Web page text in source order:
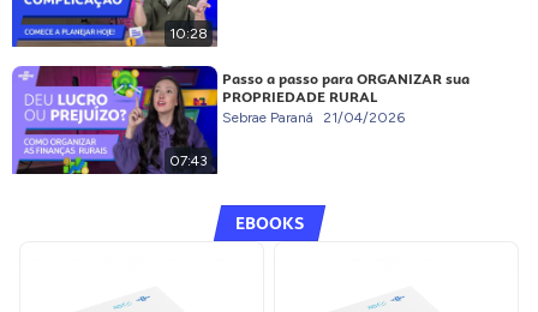
10:28
07:43
Passo a passo para ORGANIZAR sua
PROPRIEDADE RURAL
Sebrae Paraná 21/04/2026
EBOOKS